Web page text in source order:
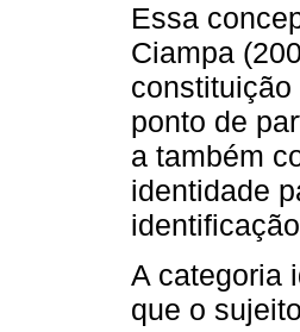
Essa
Ciampa
constituição
ponto de
a também
identidade
A categoria
que o